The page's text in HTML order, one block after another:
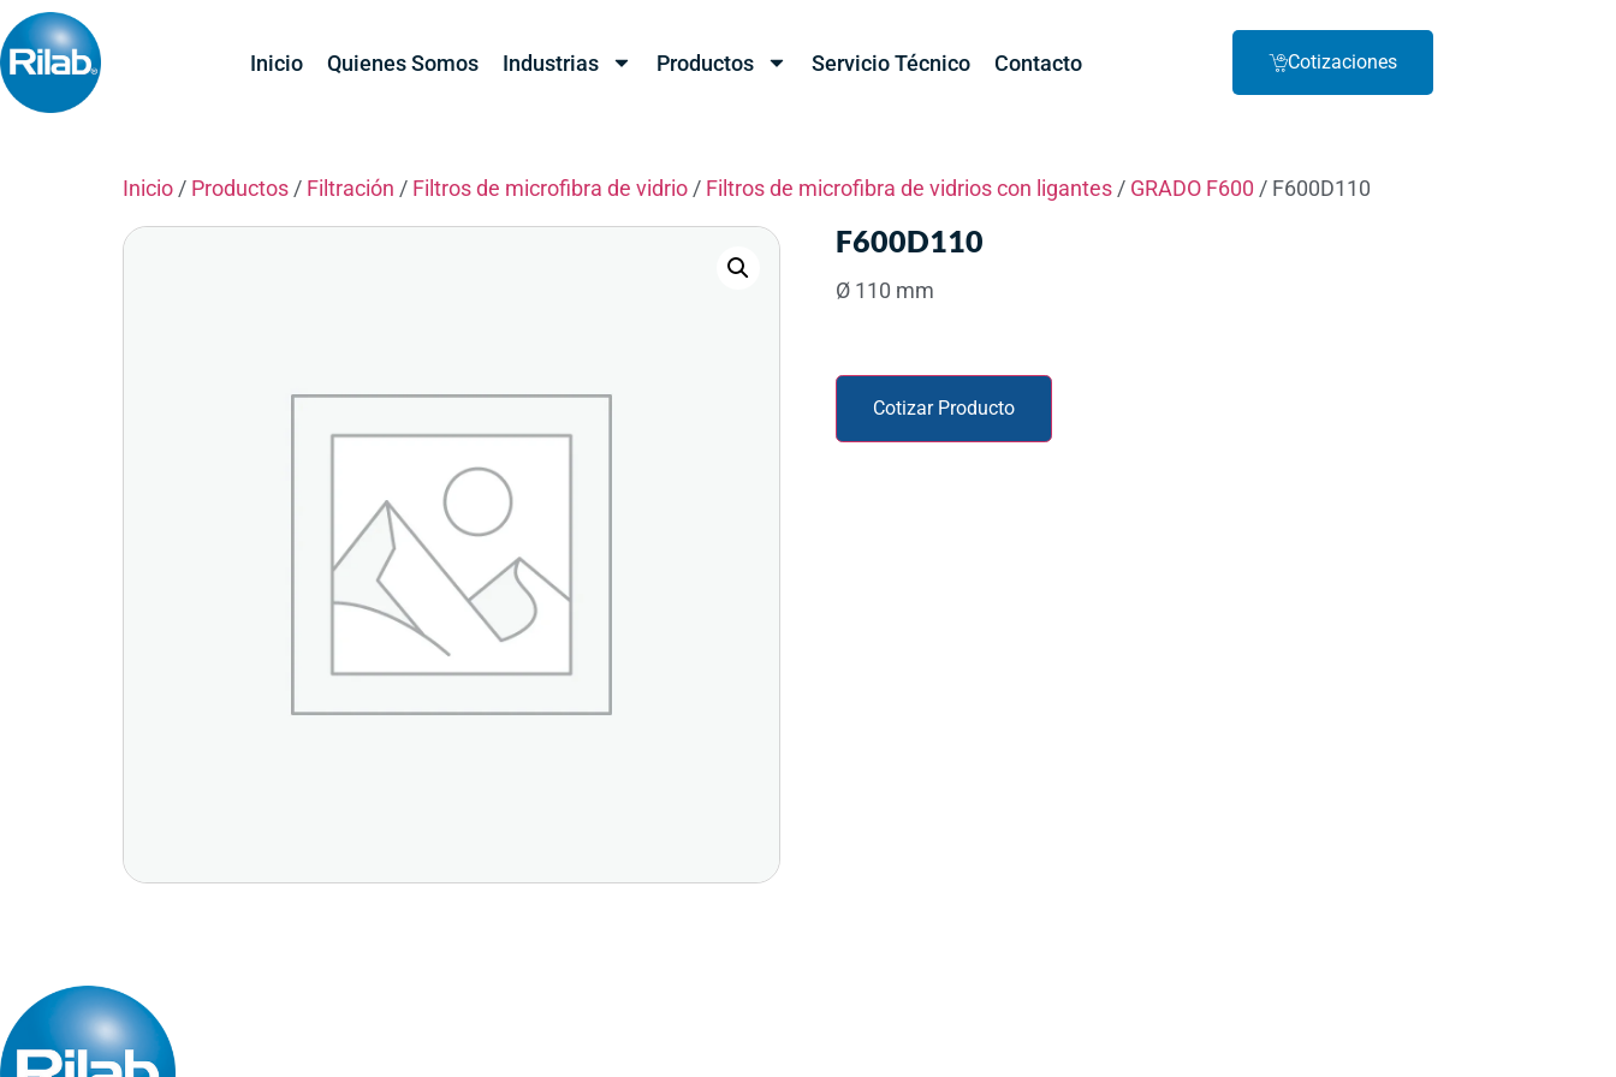
Inicio Quienes Somos Industrias Productos Servicio Técnico Contacto Cotizaciones
Inicio / Productos / Filtración / Filtros de microfibra de vidrio / Filtros de microfibra de vidrios con ligantes / GRADO F600 / F600D110
F600D110
Ø 110 mm
Cotizar Producto